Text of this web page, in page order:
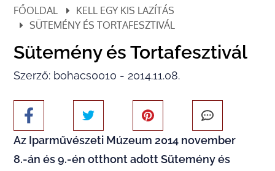
FŐOLDAL
KELL EGY KIS LAZÍTÁS
SÜTEMÉNY ÉS TORTAFESZTIVÁL
Sütemény és Tortafesztivál
Szerző: bohacs0010 - 2014.11.08.
Az Iparművészeti Múzeum 2014 november
8.-án és 9.-én otthont adott Sütemény és